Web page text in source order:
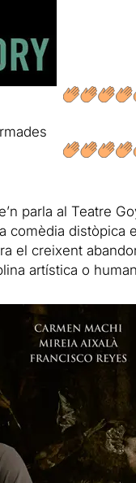
parla al Teatre
comèdia distòpica
el creixent
artística o